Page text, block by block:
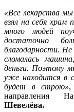
«Все лекарства
взял на себя храм
много людей
достаточно
благодарности.
сломалась
деньги. Поэтому
уже находится в
будет в строю»,
направления
Шевелёва.